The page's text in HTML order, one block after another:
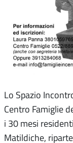
Lo Spazio
Centro Famiglie
i 30 mesi
Matildiche,